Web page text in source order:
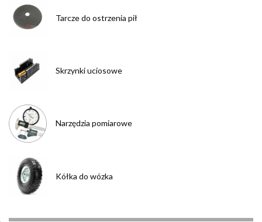
Tarcze do ostrzenia pił
Skrzynki uciosowe
Narzędzia pomiarowe
Kółka do wózka